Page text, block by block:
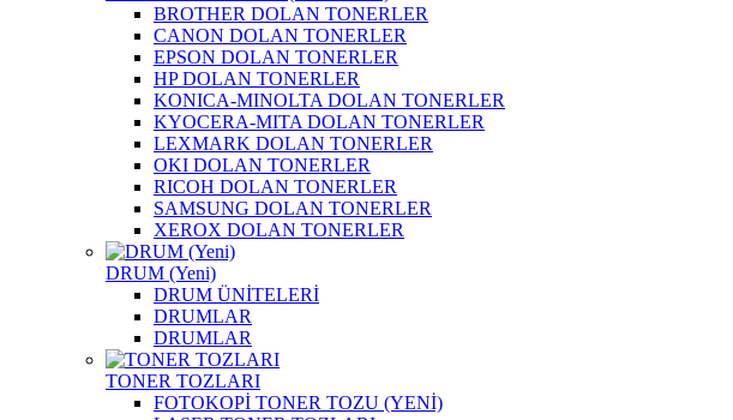
BROTHER DOLAN TONERLER
CANON DOLAN TONERLER
EPSON DOLAN TONERLER
HP DOLAN TONERLER
KONICA-MINOLTA DOLAN TONERLER
KYOCERA-MITA DOLAN TONERLER
LEXMARK DOLAN TONERLER
OKI DOLAN TONERLER
RICOH DOLAN TONERLER
SAMSUNG DOLAN TONERLER
XEROX DOLAN TONERLER
DRUM (Yeni)
DRUM ÜNİTELERİ
DRUMLAR
DRUMLAR
TONER TOZLARI
FOTOKOPİ TONER TOZU (YENİ)